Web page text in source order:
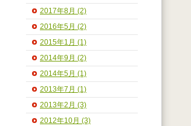
2017年8月 (2)
2016年5月 (2)
2015年1月 (1)
2014年9月 (2)
2014年5月 (1)
2013年7月 (1)
2013年2月 (3)
2012年10月 (3)